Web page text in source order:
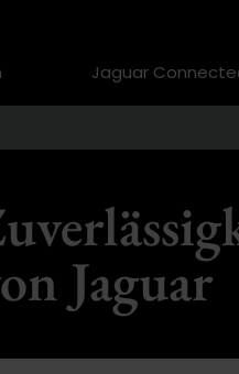
Jaguar
Jaguar